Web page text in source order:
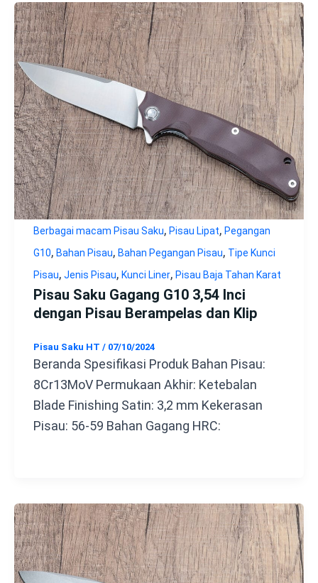
Berbagai macam Pisau Saku, Pisau Lipat, Pegangan
G10, Bahan Pisau, Bahan Pegangan Pisau, Tipe Kunci
Pisau, Jenis Pisau, Kunci Liner, Pisau Baja Tahan Karat
Pisau Saku Gagang G10 3,54 Inci
dengan Pisau Berampelas dan Klip
Pisau Saku HT / 07/10/2024
Beranda Spesifikasi Produk Bahan Pisau:
8Cr13MoV Permukaan Akhir: Ketebalan
Blade Finishing Satin: 3,2 mm Kekerasan
Pisau: 56-59 Bahan Gagang HRC: